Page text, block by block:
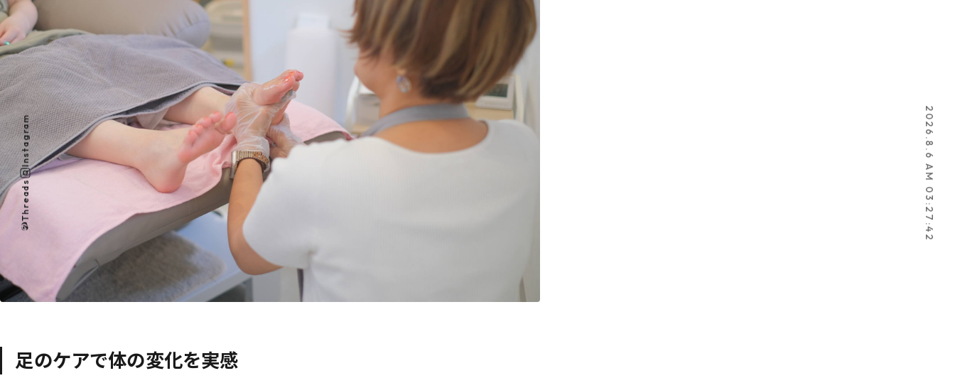
Instagram
Threads 2026.8.6 AM 03:27:44
足のケアで体の変化を実感